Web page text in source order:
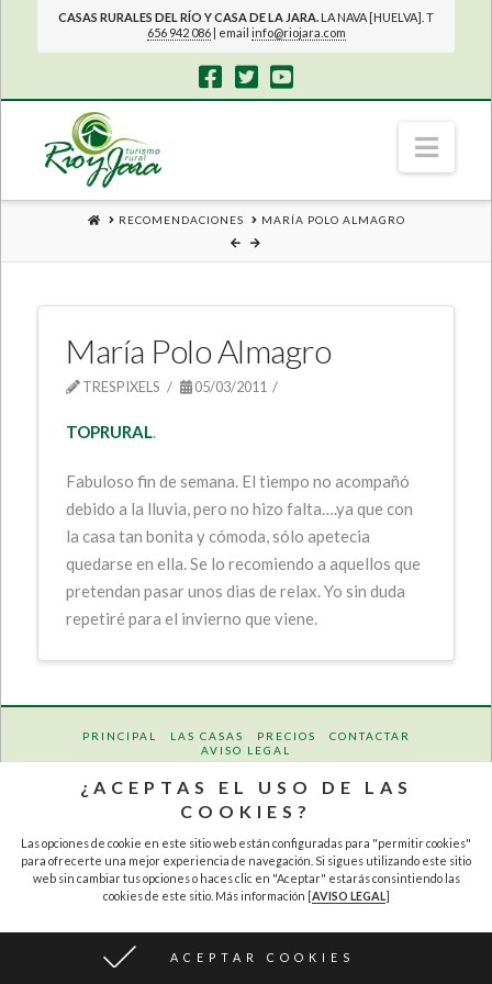
¿ACEPTAS EL USO DE LAS
COOKIES?
Las opciones de cookie en este sitio web están configuradas para "permitir cookies"
para ofrecerte una mejor experiencia de navegación. Si sigues utilizando este sitio
web sin cambiar tus opciones o haces clic en "Aceptar" estarás consintiendo las
cookies de este sitio. Más información [AVISO LEGAL]
ACEPTAR COOKIES
CASAS RURALES DEL RÍO Y CASA DE LA JARA. LA NAVA [HUELVA]. T
656 942 086| email info@riojara.com
HOMERECOMENDACIONES MARÍA POLO ALMAGRO
María Polo Almagro
TRESPIXELS 05/03/2011
TOPRURAL.
Fabuloso fin de semana. El tiempo no acompañó
debido a la lluvia, pero no hizo falta….ya que con
la casa tan bonita y cómoda, sólo apetecia
quedarse en ella. Se lo recomiendo a aquellos que
pretendan pasar unos dias de relax. Yo sin duda
repetiré para el invierno que viene.
PRINCIPAL LAS CASAS PRECIOS
CONTACTAR
AVISO LEGAL
Río y Jara Turismo Rural, SL | Casa Rural Categoría Superior CR-HU-192 y CR-HU-193